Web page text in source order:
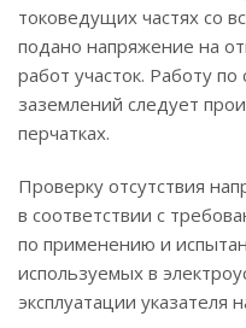
токоведущих частях со
подано напряжение на
работ участок. Работу
заземлений следует
перчатках.
Проверку отсутствия
в соответствии с
по применению и
используемых в
эксплуатации указателя